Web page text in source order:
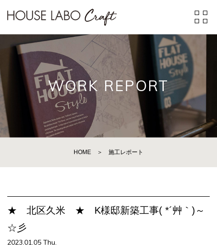
WORK REPORT
HOME ＞ 施工レポート
★ 北区久米 ★ K様邸新築工事( *´艸｀)～
☆彡
2023.01.05 Thu.